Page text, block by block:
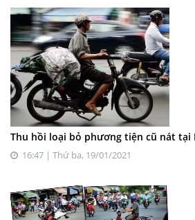
Thu hồi loại bỏ phương tiện cũ nát tại
16:47 | Thứ ba, 19/01/2021